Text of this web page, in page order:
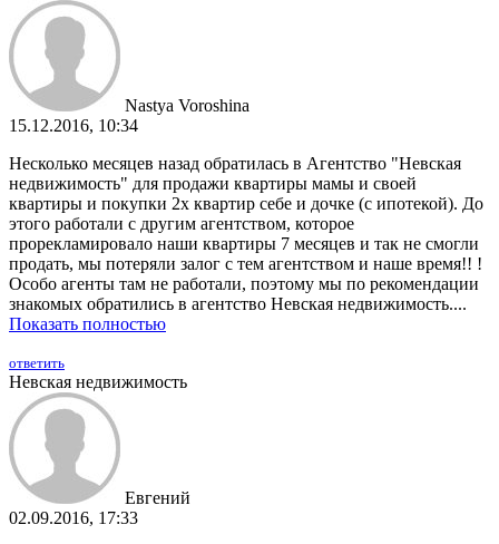
Nastya Voroshina
15.12.2016, 10:34
Несколько месяцев назад обратилась в Агентство "Невская
недвижимость" для продажи квартиры мамы и своей
квартиры и покупки 2х квартир себе и дочке (с ипотекой). До
этого работали с другим агентством, которое
прорекламировало наши квартиры 7 месяцев и так не смогли
продать, мы потеряли залог с тем агентством и наше время!! !
Особо агенты там не работали, поэтому мы по рекомендации
знакомых обратились в агентство Невская недвижимость....
Показать полностью
ответить
Невская недвижимость
Евгений
02.09.2016, 17:33